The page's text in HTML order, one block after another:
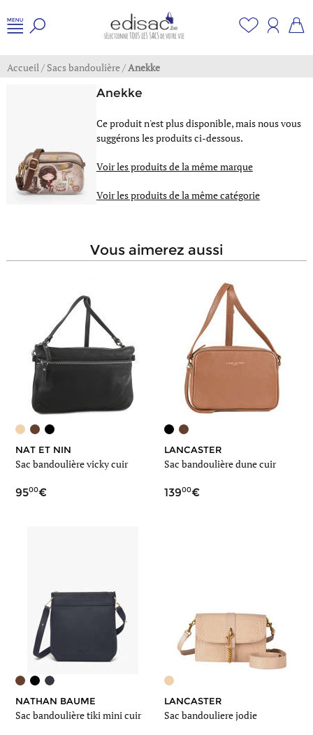
Accueil/ Sacs bandoulière/Anekke
Anekke
Ce produit n'est plus disponible, mais nous vous
suggérons les produits ci-dessous.
Voir les produits de la même marque
Voir les produits de la même catégorie
vous aimerez aussi
NAT ET NIN
Sac bandoulière vicky cuir
9500
LANCASTER
Sac bandoulière dune cuir
13900
NATHAN BAUME
Sac bandoulière tiki mini cuir
LANCASTER
Sac bandouliere jodie